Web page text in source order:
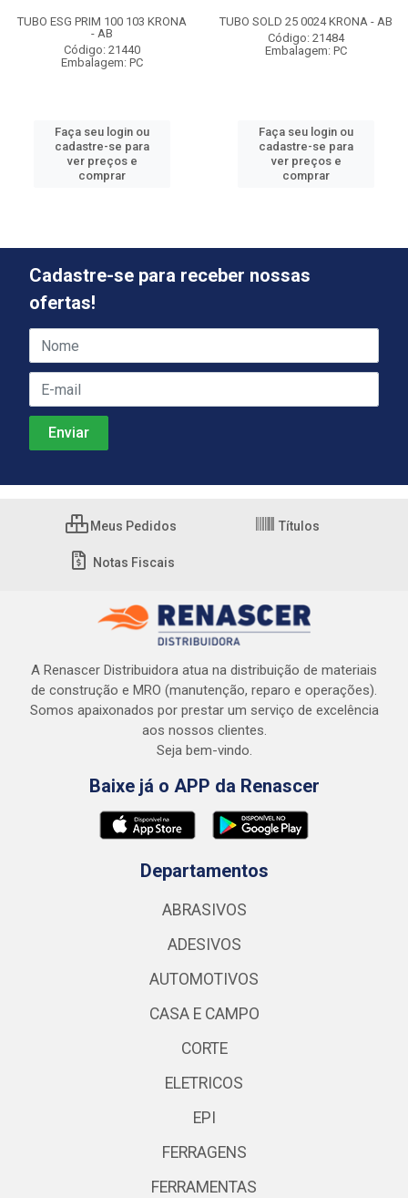
TUBO ESG PRIM 100 103 KRONA
- AB
Código: 21440
Embalagem: PC
Faça seu login ou
cadastre-se para
ver preços e
comprar
TUBO SOLD 25 0024 KRONA - AB
Código: 21484
Embalagem: PC
Faça seu login ou
cadastre-se para
ver preços e
comprar
Cadastre-se para receber nossas
ofertas!
Meus Pedidos Títulos
Notas Fiscais
A Renascer Distribuidora atua na distribuição de materiais
de construção e MRO (manutenção, reparo e operações).
Somos apaixonados por prestar um serviço de excelência
aos nossos clientes.
Seja bem-vindo.
Baixe já o APP da Renascer
Departamentos
ABRASIVOS
ADESIVOS
AUTOMOTIVOS
CASA E CAMPO
CORTE
ELETRICOS
EPI
FERRAGENS
FERRAMENTAS